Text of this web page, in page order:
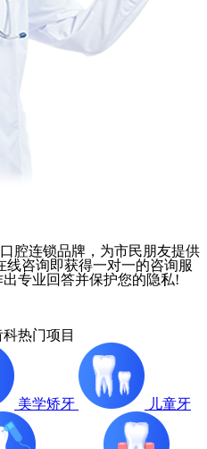
腔连锁品牌，为市民朋友提供
线咨询即获得一对一的咨询服
专业回答并保护您的隐私!
热门项目
美学矫牙 儿童牙